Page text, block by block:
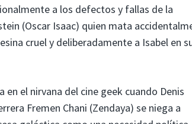
a los defectos y fallas de la
(Oscar Isaac) quien mata
cruel y deliberadamente a Isabel en
el nirvana del cine geek cuando Denis
Fremen Chani (Zendaya) se niega a